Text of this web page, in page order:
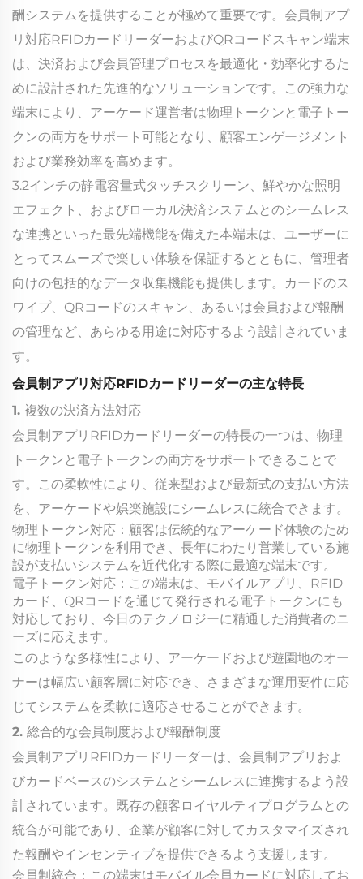
酬システムを提供することが極めて重要です。会員制アプ
リ対応RFIDカードリーダーおよびQRコードスキャン端末
は、決済および会員管理プロセスを最適化・効率化するた
めに設計された先進的なソリューションです。この強力な
端末により、アーケード運営者は物理トークンと電子トー
クンの両方をサポート可能となり、顧客エンゲージメント
および業務効率を高めます。
3.2インチの静電容量式タッチスクリーン、鮮やかな照明
エフェクト、およびローカル決済システムとのシームレス
な連携といった最先端機能を備えた本端末は、ユーザーに
とってスムーズで楽しい体験を保証するとともに、管理者
向けの包括的なデータ収集機能も提供します。カードのス
ワイプ、QRコードのスキャン、あるいは会員および報酬
の管理など、あらゆる用途に対応するよう設計されていま
す。
会員制アプリ対応RFIDカードリーダーの主な特長
1. 複数の決済方法対応
会員制アプリRFIDカードリーダーの特長の一つは、物理
トークンと電子トークンの両方をサポートできることで
す。この柔軟性により、従来型および最新式の支払い方法
を、アーケードや娯楽施設にシームレスに統合できます。
物理トークン対応：顧客は伝統的なアーケード体験のため
に物理トークンを利用でき、長年にわたり営業している施
設が支払いシステムを近代化する際に最適な端末です。
電子トークン対応：この端末は、モバイルアプリ、RFID
カード、QRコードを通じて発行される電子トークンにも
対応しており、今日のテクノロジーに精通した消費者のニ
ーズに応えます。
このような多様性により、アーケードおよび遊園地のオー
ナーは幅広い顧客層に対応でき、さまざまな運用要件に応
じてシステムを柔軟に適応させることができます。
2. 総合的な会員制度および報酬制度
会員制アプリRFIDカードリーダーは、会員制アプリおよ
びカードベースのシステムとシームレスに連携するよう設
計されています。既存の顧客ロイヤルティプログラムとの
統合が可能であり、企業が顧客に対してカスタマイズされ
た報酬やインセンティブを提供できるよう支援します。
会員制統合：この端末はモバイル会員カードに対応してお